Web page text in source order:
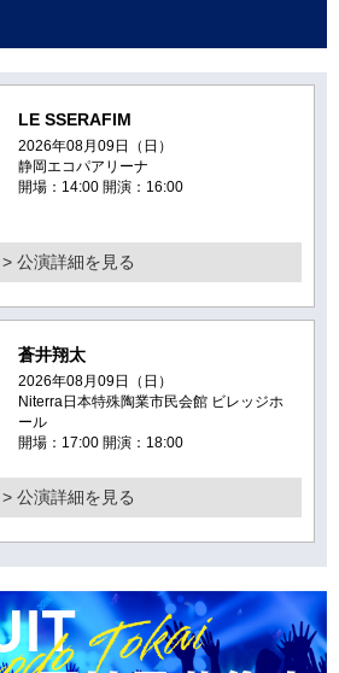
LE SSERAFIM
2026年08月09日（日）
静岡エコパアリーナ
開場：14:00 開演：16:00
> 公演詳細を見る
蒼井翔太
2026年08月09日（日）
Niterra日本特殊陶業市民会館 ビレッジホ
ール
開場：17:00 開演：18:00
> 公演詳細を見る